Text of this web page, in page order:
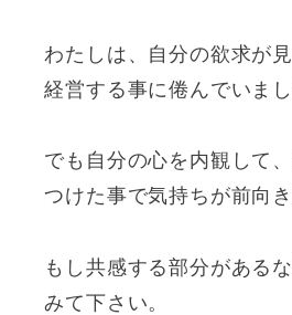
わたしは、自分の欲求が
経営する事に倦んでいまし
でも自分の心を内観して
つけた事で気持ちが前向
もし共感する部分がある
みて下さい。